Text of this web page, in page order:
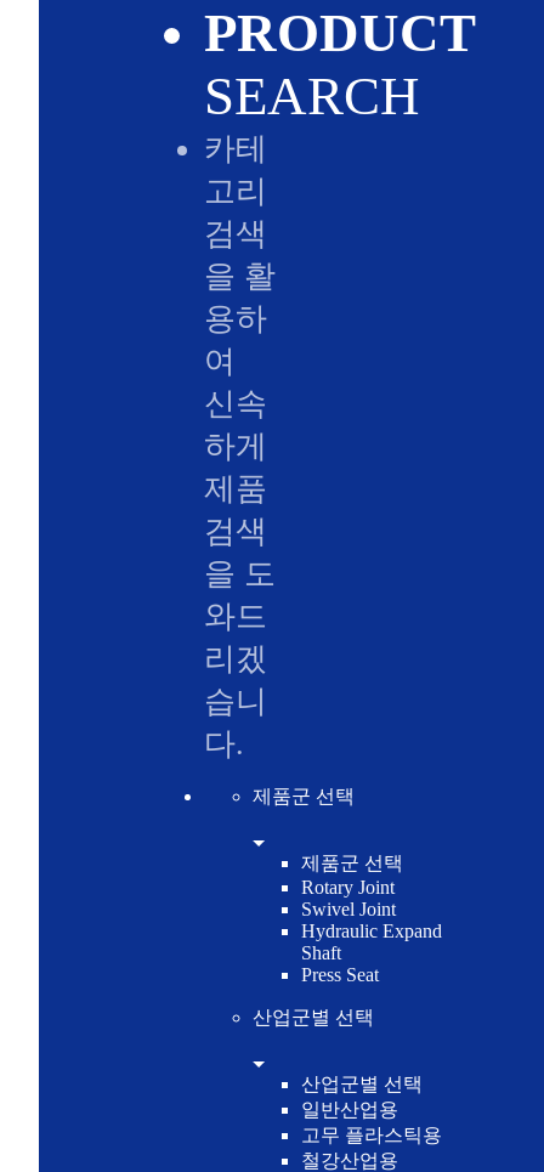
PRODUCT
SEARCH
카테
고리
검색
을 활
용하
여
신속
하게
제품
검색
을 도
와드
리겠
습니
다.
제품군 선택
제품군 선택
Rotary Joint
Swivel Joint
Hydraulic Expand
Shaft
Press Seat
산업군별 선택
산업군별 선택
일반산업용
고무 플라스틱용
철강산업용